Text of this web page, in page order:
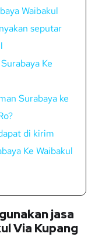
Waibakul
seputar
Ke
Surabaya ke
di kirim
Ke Waibakul
jasa
Via Kupang